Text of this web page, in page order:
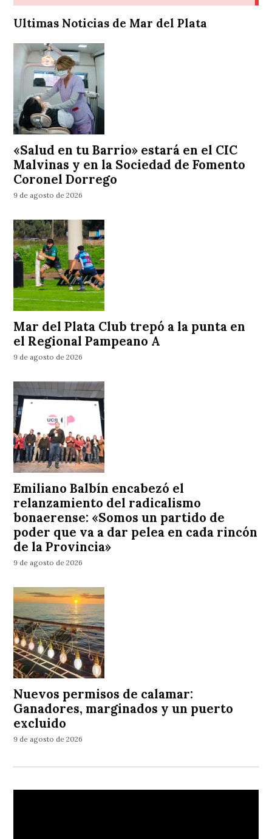
Ultimas Noticias de Mar del Plata
«Salud en tu Barrio» estará en el CIC
Malvinas y en la Sociedad de Fomento
Coronel Dorrego
9 de agosto de 2026
Mar del Plata Club trepó a la punta en
el Regional Pampeano A
9 de agosto de 2026
Emiliano Balbín encabezó el
relanzamiento del radicalismo
bonaerense: «Somos un partido de
poder que va a dar pelea en cada rincón
de la Provincia»
9 de agosto de 2026
Nuevos permisos de calamar:
Ganadores, marginados y un puerto
excluido
9 de agosto de 2026